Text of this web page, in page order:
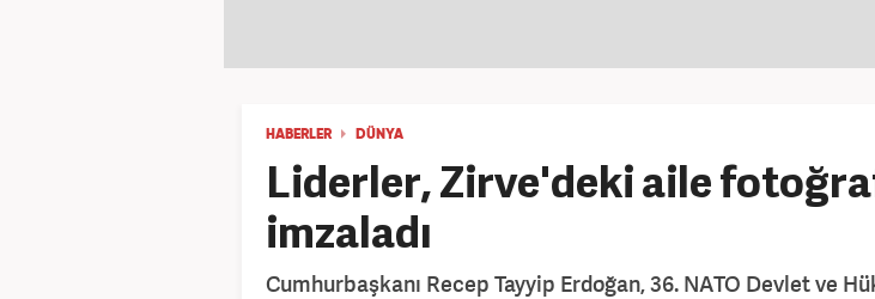
HABERLER DÜNYA
Liderler, Zirve'deki aile
imzaladı
Cumhurbaşkanı Recep Tayyip Erdoğan, 36. NATO Devlet ve